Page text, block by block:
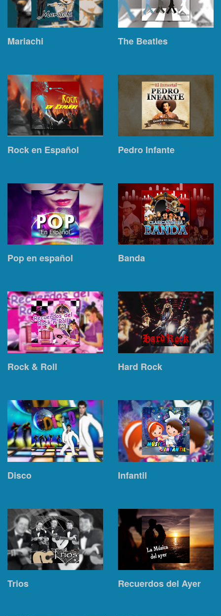
Mariachi The Beatles
Rock en Español Pedro Infante
Pop en español Banda
Rock & Roll Hard Rock
Disco Infantil
Trios Recuerdos del Ayer